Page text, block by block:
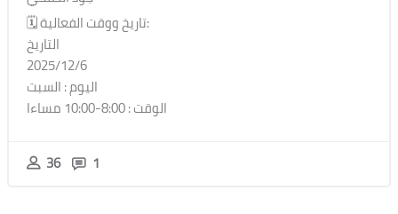
🗓 تاريخ ووقت الفعالية:
2025/12/6
36 1